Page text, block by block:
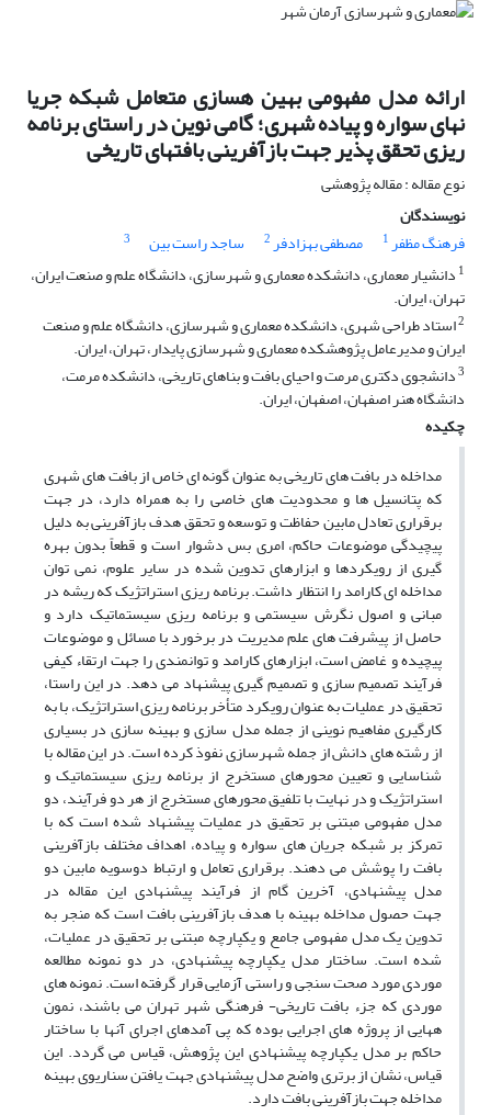
ارائه مدل مفهومی بهین هسازی متعامل شبکه جریا
نهای سواره و پیاده شهری؛ گامی نوین در راستای برنامه
ریزی تحقق پذیر جهت بازآفرینی بافتهای تاریخی
نوع مقاله : مقاله پژوهشی
نویسندگان
فرهنگ مظفر1 مصطفی بهزادفر2 ساجد راست بین
3
1 دانشیار معماری، دانشکده معماری و شهرسازی، دانشگاه علم و صنعت ایران،
تهران، ایران.
2استاد طراحی شهری، دانشکده معماری و شهرسازی، دانشگاه علم و صنعت
ایران و مدیرعامل پژوهشکده معماری و شهرسازی پایدار، تهران، ایران.
3دانشجوی دکتری مرمت و احیای بافت و بناهای تاریخی، دانشکده مرمت،
دانشگاه هنر اصفهان، اصفهان، ایران.
چکیده
مداخله در بافت های تاریخی به عنوان گونه ای خاص از بافت های شهری
که پتانسیل ها و محدودیت های خاصی را به همراه دارد، در جهت
برقراری تعادل مابین حفاظت و توسعه و تحقق هدف بازآفرینی به دلیل
پیچیدگی موضوعات حاکم، امری بس دشوار است و قطعاً بدون بهره
گیری از رویکردها و ابزارهای تدوین شده در سایر علوم، نمی توان
مداخله ای کارامد را انتظار داشت. برنامه ریزی استراتژیک که ریشه در
مبانی و اصول نگرش سیستمی و برنامه ریزی سیستماتیک دارد و
حاصل از پیشرفت های علم مدیریت در برخورد با مسائل و موضوعات
پیچیده و غامض است، ابزارهای کارامد و توانمندی را جهت ارتقاء کیفی
فرآیند تصمیم سازی و تصمیم گیری پیشنهاد می دهد. در این راستا،
تحقیق در عملیات به عنوان رویکرد متأخر برنامه ریزی استراتژیک، با به
کارگیری مفاهیم نوینی از جمله مدل سازی و بهینه سازی در بسیاری
از رشته های دانش از جمله شهرسازی نفوذ کرده است. در این مقاله با
شناسایی و تعیین محورهای مستخرج از برنامه ریزی سیستماتیک و
استراتژیک و در نهایت با تلفیق محورهای مستخرج از هر دو فرآیند، دو
مدل مفهومی مبتنی بر تحقیق در عملیات پیشنهاد شده است که با
تمرکز بر شبکه جریان های سواره و پیاده، اهداف مختلف بازآفرینی
بافت را پوشش می دهند. برقراری تعامل و ارتباط دوسویه مابین دو
مدل پیشنهادی، آخرین گام از فرآیند پیشنهادی این مقاله در
جهت حصول مداخله بهینه با هدف بازآفرینی بافت است که منجر به
تدوین یک مدل مفهومی جامع و یکپارچه مبتنی بر تحقیق در عملیات،
شده است. ساختار مدل یکپارچه پیشنهادی، در دو نمونه مطالعه
موردی مورد صحت سنجی و راستی آزمایی قرار گرفته است. نمونه های
موردی که جزء بافت تاریخی- فرهنگی شهر تهران می باشند، نمون
ههایی از پروژه های اجرایی بوده که پی آمدهای اجرای آنها با ساختار
حاکم بر مدل یکپارچه پیشنهادی این پژوهش، قیاس می گردد. این
قیاس، نشان از برتری واضح مدل پیشنهادی جهت یافتن سناریوی بهینه
مداخله جهت بازآفرینی بافت دارد.